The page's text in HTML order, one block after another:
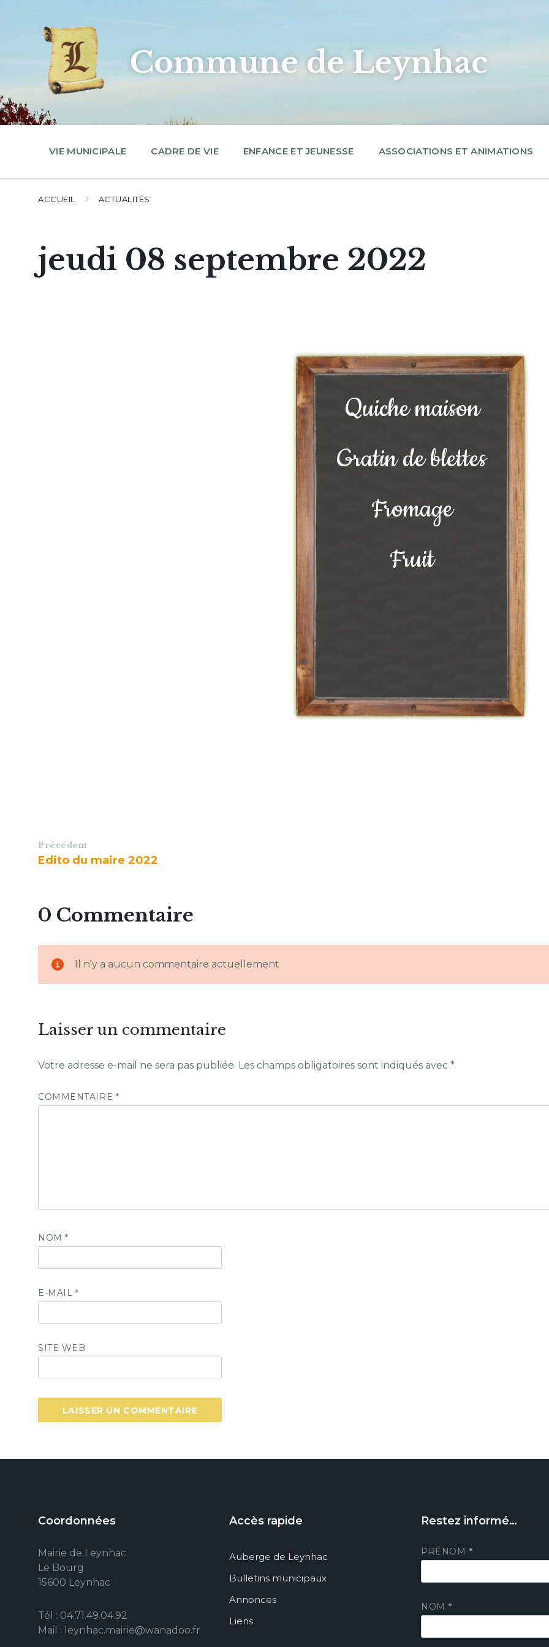
navigation
Commune de Leynhac
VIE MUNICIPALE CADRE DE VIE ENFANCE ET JEUNESSE ASSOCIATIONS ET ANIMATIONS
ACCUEIL ACTUALITÉS
jeudi 08 septembre 2022
Quiche maison
Gratin de blettes
Fromage
Fruit
Précédent
Edito du maire 2022
0 Commentaire
Il n'y a aucun commentaire actuellement
Laisser un commentaire
Votre adresse e-mail ne sera pas publiée. Les champs obligatoires sont indiqués avec *
COMMENTAIRE *
NOM*
E-MAIL *
SITE WEB
Coordonnées
Mairie de Leynhac
Le Bourg
15600 Leynhac
Tél : 04.71.49.04.92
Mail : leynhac.mairie@wanadoo.fr
Accès rapide
Auberge de Leynhac
Bulletins municipaux
Annonces
Liens
Restez informé…
PRÉNOM *
NOM *